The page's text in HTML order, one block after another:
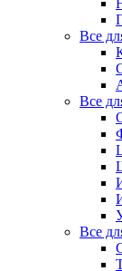
Все
Все
Все